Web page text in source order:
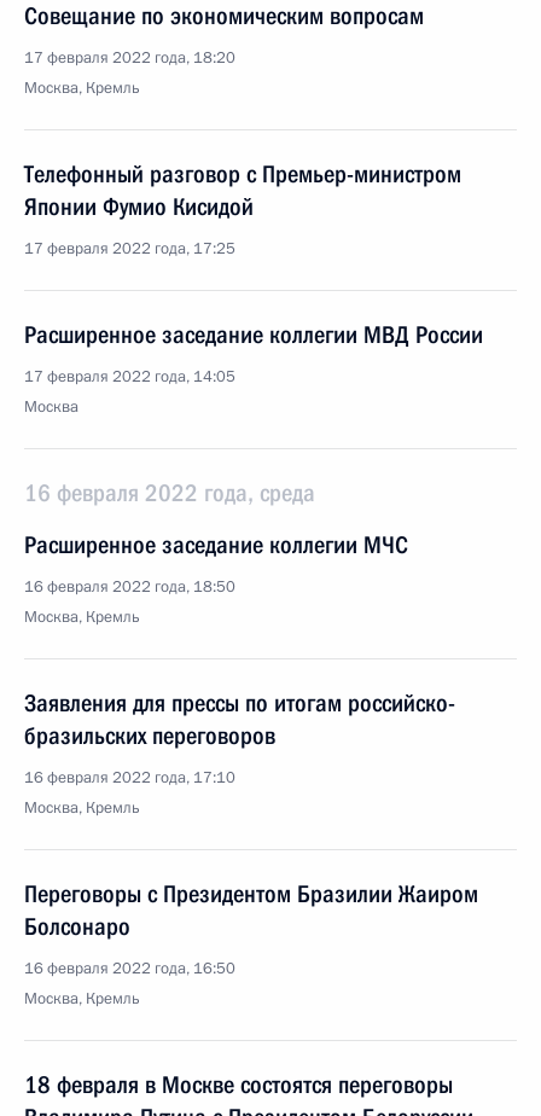
Совещание по экономическим вопросам
17 февраля 2022 года, 18:20
Москва, Кремль
Телефонный разговор с Премьер-министром
Японии Фумио Кисидой
17 февраля 2022 года, 17:25
Расширенное заседание коллегии МВД России
17 февраля 2022 года, 14:05
Москва
16 февраля 2022 года, среда
Расширенное заседание коллегии МЧС
16 февраля 2022 года, 18:50
Москва, Кремль
Заявления для прессы по итогам российско-
бразильских переговоров
16 февраля 2022 года, 17:10
Москва, Кремль
Переговоры с Президентом Бразилии Жаиром
Болсонаро
16 февраля 2022 года, 16:50
Москва, Кремль
18 февраля в Москве состоятся переговоры